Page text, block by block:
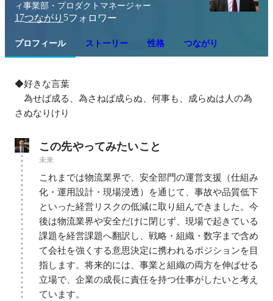
ィ事業部・プロダクトマネージャー
17つながり 5フォロワー
プロフィール ストーリー 性格 つながり
◆好きな言葉
為せば成る、為さねば成らぬ、何事も、成らぬは人の為
さぬなりけり
この先やってみたいこと
未来
これまでは物流業界で、安全部門の運営支援（仕組み
化・運用設計・現場浸透）を通じて、事故や品質低下
といった経営リスクの低減に取り組んできました。今
後は物流業界や安全だけに閉じず、現場で起きている
課題を経営課題へ翻訳し、戦略・組織・数字まで含め
て会社を強くする意思決定に携われるポジションを目
指します。将来的には、事業と組織の両方を伸ばせる
立場で、企業の成長に責任を持つ仕事がしたいと考え
ています。